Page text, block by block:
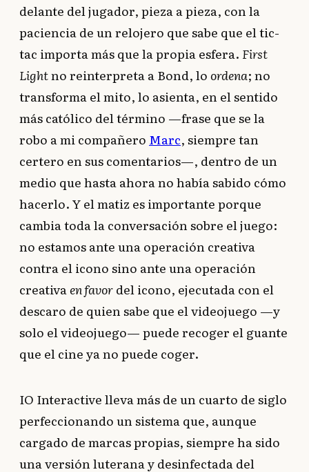
delante del jugador, pieza a pieza, con la
paciencia de un relojero que sabe que el tic-
tac importa más que la propia esfera. First
Lightno reinterpreta a Bond, loordena; no
transforma el mito, lo asienta, en el sentido
más católico del término —frase que se la
robo a mi compañero Marc, siempre tan
certero en sus comentarios—, dentro de un
medio que hasta ahora no había sabido cómo
hacerlo. Y el matiz es importante porque
cambia toda la conversación sobre el juego:
no estamos ante una operación creativa
contra el icono sino ante una operación
creativa en favordel icono, ejecutada con el
descaro de quien sabe que el videojuego —y
solo el videojuego— puede recoger el guante
que el cine ya no puede coger.
IO Interactive lleva más de un cuarto de siglo
perfeccionando un sistema que, aunque
cargado de marcas propias, siempre ha sido
una versión luterana y desinfectada del